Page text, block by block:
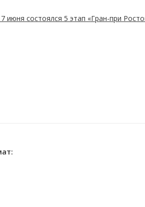
июня состоялся 5 этап «Гран-при